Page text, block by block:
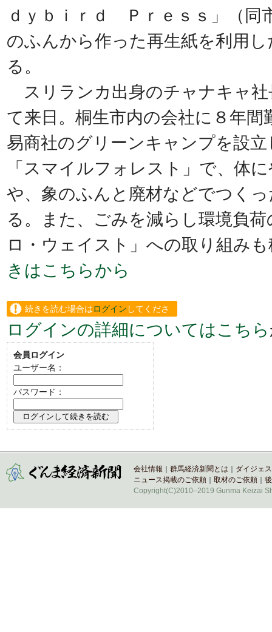
ｄｙｂｉｒｄ Ｐｒｅｓｓ」（同
のふんから作った再生紙を利用
る。
スリランカ出身のチャナキャ
て来日。桐生市内の会社に８年
易商社のグリーンキャンプを設
「スマイルフォレスト」で、体
や、象のふんと廃材などでつく
る。また、ごみを減らし環境負
ロ・ウェイスト」への取り組み
きはこちらから
続きを読む場合はログイン してくださ
い。
ログインの詳細についてはこちら
会員ログイン
ユーザー名：
パスワード：
会社情報 群馬経済新聞とは
ダイジェ
ニュース掲載のご依頼
取材のご依頼
Copyright(C)2010–2019 Gunma Keizai